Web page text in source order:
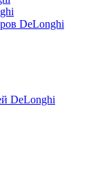
DeLonghi
DeLonghi